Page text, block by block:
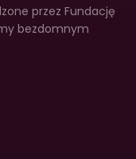
przez Fundację
bezdomnym